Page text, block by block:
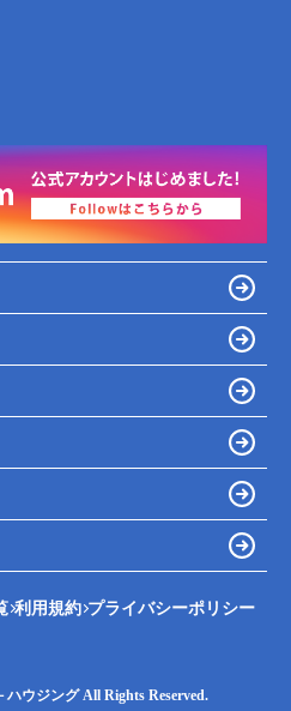
利用規約 プライバシーポリシー
ウジング All Rights Reserved.